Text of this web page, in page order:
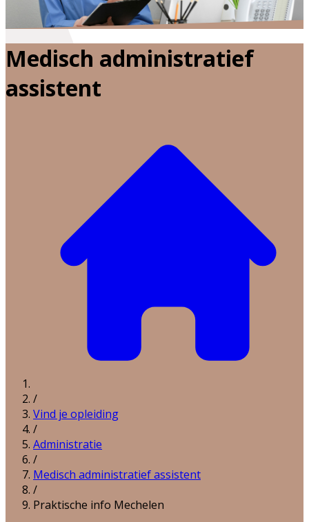
Medisch administratief
assistent
/
Vind je opleiding
/
Administratie
/
Medisch administratief assistent
/
Praktische info Mechelen